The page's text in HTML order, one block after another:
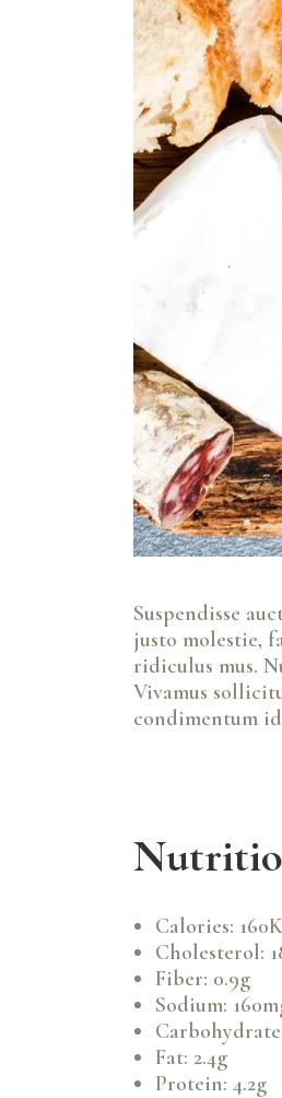
Suspendisse
justo molestie,
ridiculus mus.
Vivamus
condimentum
Calories:
Cholesterol:
Fiber: 0.9g
Sodium:
Fat: 2.4g
Protein: 4.2g